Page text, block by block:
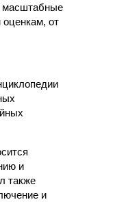
масштабные
от
и
также
и